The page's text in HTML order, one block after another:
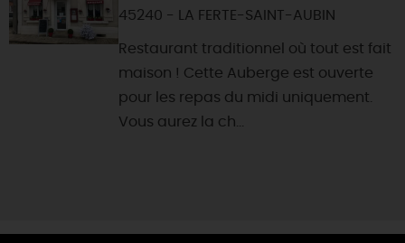
45240 - LA FERTE-SAINT-AUBIN
Restaurant traditionnel où tout est fait
maison ! Cette Auberge est ouverte
pour les repas du midi uniquement.
Vous aurez la ch...